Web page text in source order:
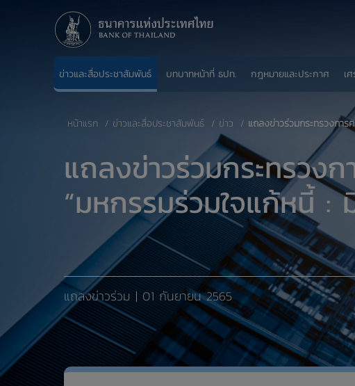
ข่าวและสื่อประชาสัมพันธ์ บทบาทหน้าที่ ธปท. กฎหมายและประกาศ เ
หน้าแรก ข่าวและสื่อประชาสัมพันธ์ ข่าว แถลงข่าวร่วมกระทรวงกา
แถลงข่าวร่วมกระทรวง
“มหกรรมร่วมใจแก้หนี้ :
แถลงข่าวร่วม | 01 กันยายน 2565